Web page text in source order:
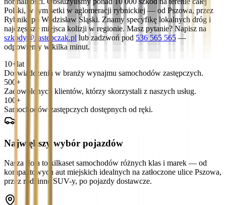
Polski, w tym setki w aglomeracji rybnickiej — od Pszowa, przez
Rybnik, po Wodzisław Śląski. Znamy specyfikę lokalnych dróg i
najczęstsze miejsca kolizji w regionie. Masz pytanie? Napisz na
szkody@zastepczak.pl lub zadzwoń pod 536 565 565 —
odpowiemy w kilka minut.
10+ lat
Doświadczenia w branży wynajmu samochodów zastępczych.
500+
Zadowolonych klientów, którzy skorzystali z naszych usług.
100+
Samochodów zastępczych dostępnych od ręki.
Największy wybór pojazdów
Nasza flota to kilkaset samochodów różnych klas i marek — od
kompaktowych aut miejskich idealnych na zatłoczone ulice Pszowa,
przez rodzinne SUV-y, po pojazdy dostawcze.